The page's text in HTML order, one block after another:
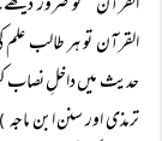
القرآن تو ہر طالب علم
حدیث میں داخلِ نصاب
ترمذی اور سنن ابن ماجہ)